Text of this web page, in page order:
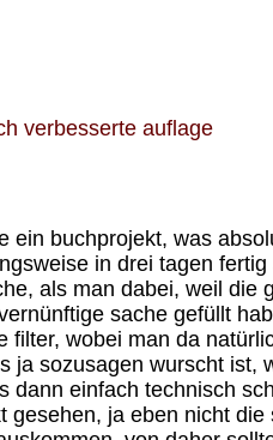
verbesserte auflage
gesagt, die idee sowieso mit, unabhängig vom inhalt realisiert wird, wenn man es dann einfach technisch schafft, und es also eigentlich letztlich völlig wurscht ist, was in dem buch drinsteht, was allgemein gesehen, am, äh, literaturmarkt gesehen, ja eben nicht die schlechteste entstehungsidee für ein buch ist, die meisten ideen sind ja wesentlich läppischer noch, warum bücher de facto herauskommen, von daher sollte man also diese rein abstrakte, selbstgesetzte idee, daß also es dieses buch geben muß, was die einzige bedingung erfüllen muß, daß es schnell fertig sein muß, und wo quasi dieser vektor eben maximiert ist, oder hundertprozent gemacht ist, und auch das ist ja das, was eigentlich in allen anderen büchern auch ein strukturmoment ist, äh, daß es eben irgendwann fertig sein muß, daß es nicht ideal wird, und, äh, hier ist eben in dieser formel, was man bis zu einem gewissen zeitpunkt schafft, mal das, was man mit dem buch will, eben vollkommen aufgelöst hin zu diesem ding, was man eben bis zu dieser gewissen zeit schafft, und es ist jetzt natürlich das problem an dem projekt, daß man in dem buch später nicht mehr erkennen kann, ob es real durchgeführt wurde oder ob geflunkert wurde, das ist ja der scheiß an dem buch, daß, an der buchform, man müßte also eigentlich quasi das setting so machen, daß man sich irgendwo hinsetzt unter kontrolle, unter aufsicht und eben danach unmittelbar, wenn die zeit abgelaufen ist, das ganze zum druck bringt, die andere sache ist natürlich, daß es dafür auch völlig wurscht sein sollte, ähm, ja, welches bewußtsein jetzt den inhalt von diesem buch, äh, produziert, obwohl es schon etwas intentionales sein sollte, was eben irgendjemand in